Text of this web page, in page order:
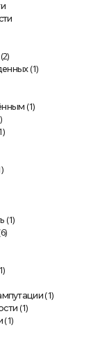
(1)
(1)
(1)
(1)
(1)
(1)